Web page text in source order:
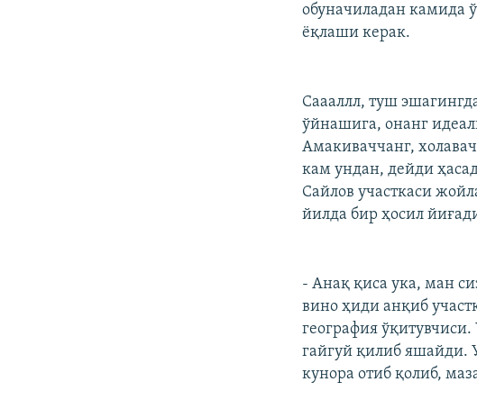
обуначиладан камида
ёқлаши керак.
Саааллл, туш
ўйнашига, онанг
Амакиваччанг,
кам ундан, дейди
Сайлов участкаси
йилда бир ҳосил
- Анақ қиса ука, ман
вино ҳиди анқиб
география
гайгуй қилиб яшайди.
кунора отиб қолиб,